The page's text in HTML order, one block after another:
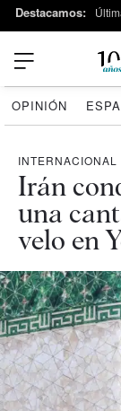
Destacamos:
OPINIÓN
INTERNACIONAL
Irán
una
velo en